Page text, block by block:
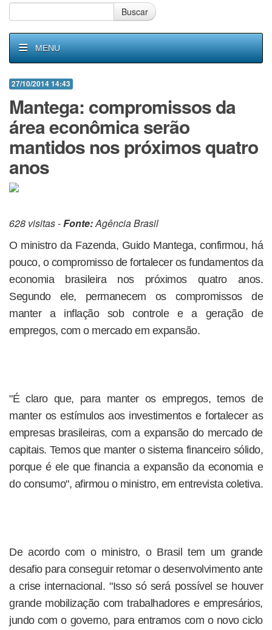
Buscar
MENU
27/10/2014 14:43
Mantega: compromissos da
área econômica serão
mantidos nos próximos quatro
anos
628 visitas -Fonte:Agência Brasil
O ministro da Fazenda, Guido Mantega, confirmou, há
pouco, o compromisso de fortalecer os fundamentos da
economia brasileira nos próximos quatro anos.
Segundo ele, permanecem os compromissos de
manter a inflação sob controle e a geração de
empregos, com o mercado em expansão.
"É claro que, para manter os empregos, temos de
manter os estímulos aos investimentos e fortalecer as
empresas brasileiras, com a expansão do mercado de
capitais. Temos que manter o sistema financeiro sólido,
porque é ele que financia a expansão da economia e
do consumo", afirmou o ministro, em entrevista coletiva.
De acordo com o ministro, o Brasil tem um grande
desafio para conseguir retomar o desenvolvimento ante
a crise internacional. "Isso só será possível se houver
grande mobilização com trabalhadores e empresários,
jundo com o governo, para entramos com o novo ciclo